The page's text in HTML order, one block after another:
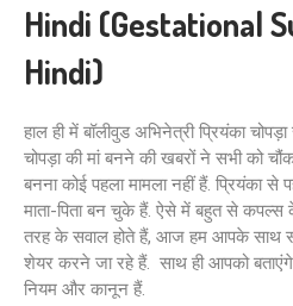
Hindi (Gestational
Hindi)
हाल ही में बॉलीवुड अभिनेत्री प्रियंका
चोपड़ा की मां बनने की खबरों ने सभी को
बनना कोई पहला मामला नहीं हैं. प्रियंका से
माता-पिता बन चुके हैं. ऐसे में बहुत से
तरह के सवाल होते हैं, आज हम आपके साथ
शेयर करने जा रहे हैं. साथ ही आपको
नियम और कानून हैं.